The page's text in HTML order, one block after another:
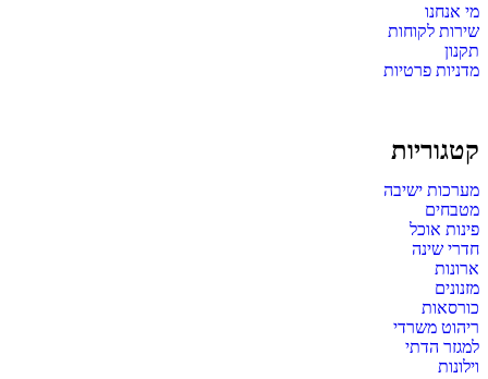
מי אנחנו
שירות לקוחות
תקנון
מדניות פרטיות
קטגוריות
מערכות ישיבה
מטבחים
פינות אוכל
חדרי שינה
ארונות
מזנונים
כורסאות
ריהוט משרדי
למגזר הדתי
וילונות